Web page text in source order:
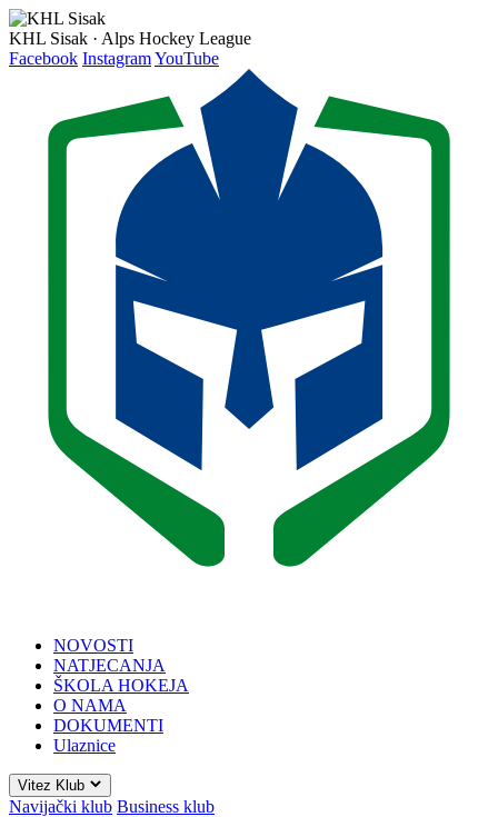
KHL Sisak · Alps Hockey League
Facebook InstagramYouTube
NOVOSTI
NATJECANJA
ŠKOLA HOKEJA
O NAMA
DOKUMENTI
Ulaznice
Vitez Klub
Navijački klub Business klub